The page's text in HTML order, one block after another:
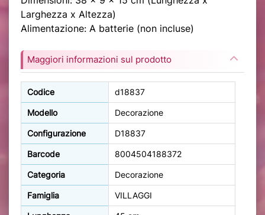
Larghezza x Altezza)
Alimentazione: A batterie (non incluse)
Maggiori informazioni sul prodotto
Codice d18837
Modello Decorazione
Configurazione D18837
Barcode 8004504188372
Categoria Decorazione
Famiglia VILLAGGI